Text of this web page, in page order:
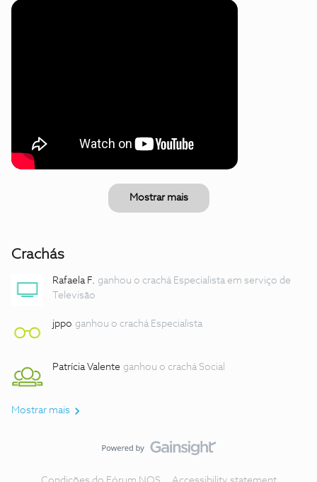
Mostrar mais
Crachás
Rafaela F. ganhou o crachá Especialista em serviço de
Televisão
jppo ganhou o crachá Especialista
Patrícia Valente ganhou o crachá Social
Mostrar mais